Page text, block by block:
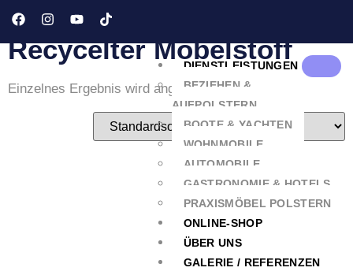
DIENSTLEISTUNGEN
BEZIEHEN &
AUFPOLSTERN
BOOTE & YACHTEN
WOHNMOBILE
AUTOMOBILE
GASTRONOMIE & HOTELS
PRAXISMÖBEL POLSTERN
ONLINE-SHOP
ÜBER UNS
GALERIE / REFERENZEN
Möbelstoff“
Recycelter Möbelstoff
Einzelnes Ergebnis wird angezeigt